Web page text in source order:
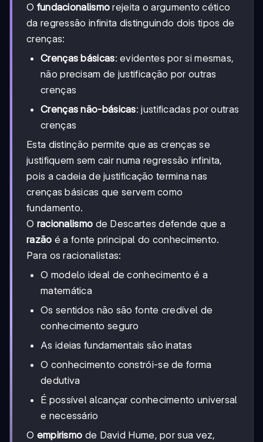
O fundacionalismo rejeita o argumento cético
da regressão infinita distinguindo dois tipos de
crenças:
Crenças básicas: evidentes por si mesmas,
não precisam de justificação por outras
crenças
Crenças não-básicas: justificadas por outras
crenças
Esta distinção permite que as crenças se
justifiquem sem cair numa regressão infinita,
pois a cadeia de justificação termina nas
crenças básicas que servem como
fundamento.
O racionalismo de Descartes defende que a
razão é a fonte principal do conhecimento.
Para os racionalistas:
O modelo ideal de conhecimento é a
matemática
Os sentidos não são fonte credível de
conhecimento seguro
As ideias fundamentais são inatas
O conhecimento constrói-se de forma
dedutiva
É possível alcançar conhecimento universal
e necessário
O empirismo de David Hume, por sua vez,